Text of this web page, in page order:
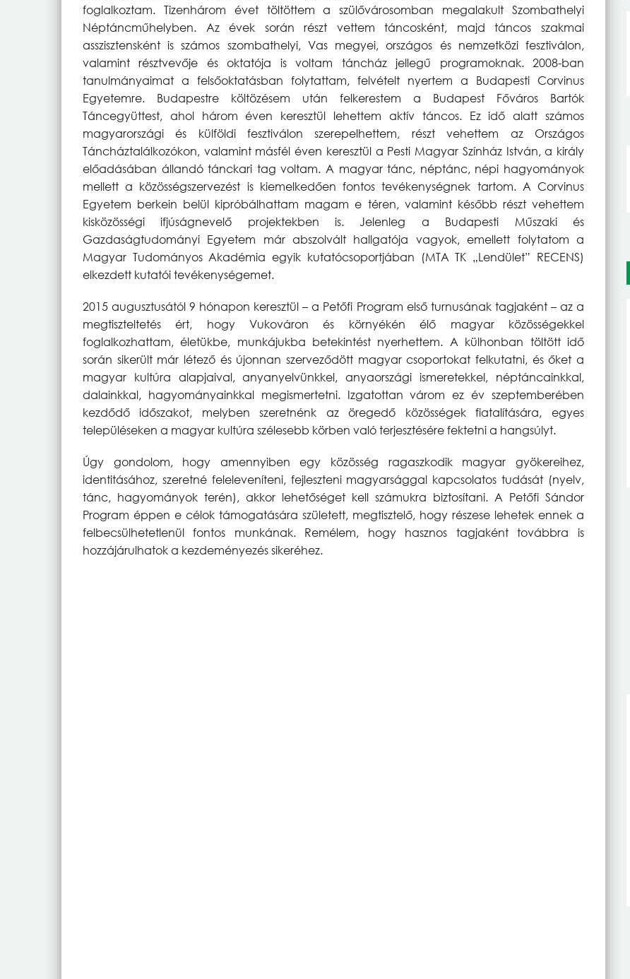
foglalkoztam. Tizenhárom évet töltöttem a szülővárosomban megalakult Szombathelyi
Néptáncműhelyben. Az évek során részt vettem táncosként, majd táncos szakmai
asszisztensként is számos szombathelyi, Vas megyei, országos és nemzetközi fesztiválon,
valamint résztvevője és oktatója is voltam táncház jellegű programoknak. 2008-ban
tanulmányaimat a felsőoktatásban folytattam, felvételt nyertem a Budapesti Corvinus
Egyetemre. Budapestre költözésem után felkerestem a Budapest Főváros Bartók
Táncegyüttest, ahol három éven keresztül lehettem aktív táncos. Ez idő alatt számos
magyarországi és külföldi fesztiválon szerepelhettem, részt vehettem az Országos
Táncháztalálkozókon, valamint másfél éven keresztül a Pesti Magyar Színház István, a király
előadásában állandó tánckari tag voltam. A magyar tánc, néptánc, népi hagyományok
mellett a közösségszervezést is kiemelkedően fontos tevékenységnek tartom. A Corvinus
Egyetem berkein belül kipróbálhattam magam e téren, valamint később részt vehettem
kisközösségi ifjúságnevelő projektekben is. Jelenleg a Budapesti Műszaki és
Gazdaságtudományi Egyetem már abszolvált hallgatója vagyok, emellett folytatom a
Magyar Tudományos Akadémia egyik kutatócsoportjában (MTA TK „Lendület” RECENS)
elkezdett kutatói tevékenységemet.
2015 augusztusától 9 hónapon keresztül – a Petőfi Program első turnusának tagjaként – az a
megtiszteltetés ért, hogy Vukováron és környékén élő magyar közösségekkel
foglalkozhattam, életükbe, munkájukba betekintést nyerhettem. A külhonban töltött idő
során sikerült már létező és újonnan szerveződött magyar csoportokat felkutatni, és őket a
magyar kultúra alapjaival, anyanyelvünkkel, anyaországi ismeretekkel, néptáncainkkal,
dalainkkal, hagyományainkkal megismertetni. Izgatottan várom ez év szeptemberében
kezdődő időszakot, melyben szeretnénk az öregedő közösségek fiatalítására, egyes
településeken a magyar kultúra szélesebb körben való terjesztésére fektetni a hangsúlyt.
Úgy gondolom, hogy amennyiben egy közösség ragaszkodik magyar gyökereihez,
identitásához, szeretné feleleveníteni, fejleszteni magyarsággal kapcsolatos tudását (nyelv,
tánc, hagyományok terén), akkor lehetőséget kell számukra biztosítani. A Petőfi Sándor
Program éppen e célok támogatására született, megtisztelő, hogy részese lehetek ennek a
felbecsülhetetlenül fontos munkának. Remélem, hogy hasznos tagjaként továbbra is
hozzájárulhatok a kezdeményezés sikeréhez.